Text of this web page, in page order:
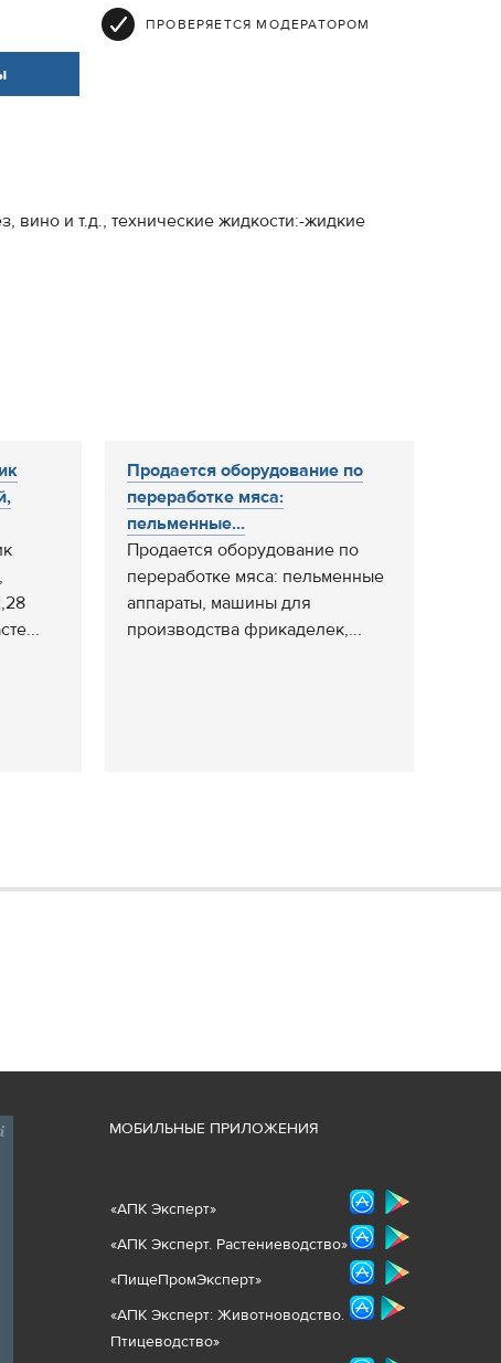
ПРОВЕРЯЕТСЯ МОДЕРАТОРОМ
вино и т.д., технические жидкости:-жидкие
Продается оборудование по
переработке мяса:
пельменные...
Продается оборудование по
переработке мяса: пельменные
аппараты, машины для
производства фрикаделек,...
МОБИЛЬНЫЕ ПРИЛОЖЕНИЯ
«АПК Эксперт»
«АПК Эксперт. Растениеводство»
«ПищеПромЭксперт»
«АПК Эксперт: Животноводство.
Птицеводство»